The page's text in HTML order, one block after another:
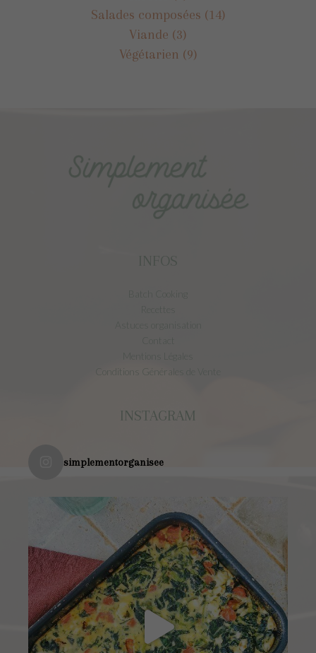
Salades composées (14)
Viande (3)
Végétarien (9)
INFOS
Conditions Générales de Vente
INSTAGRAM
simplementorganisee